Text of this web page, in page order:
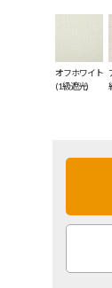
オフホワイト
(1級遮光)